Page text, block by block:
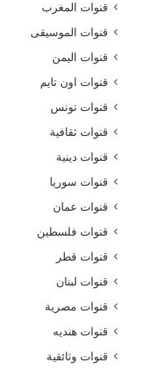
قنوات المغرب
قنوات الموسيقى
قنوات اليمن
قنوات اون تايم
قنوات تونس
قنوات ثقافية
قنوات دينية
قنوات سوريا
قنوات عمان
قنوات فلسطين
قنوات قطر
قنوات لبنان
قنوات مصرية
قنوات هنديه
قنوات وثائقية